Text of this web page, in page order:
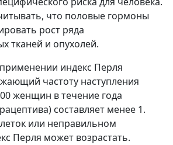
что половые гормоны
рост ряда
тканей и опухолей.
индекс Перля
частоту наступления
женщин в течение года
составляет менее 1.
или неправильном
Перля может возрастать.